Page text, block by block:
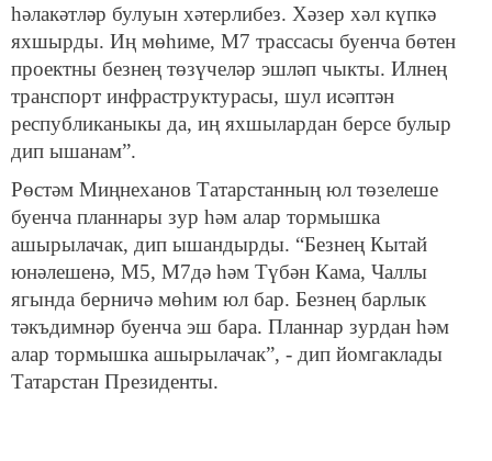
һәлакәтләр булуын хәтерлибез. Хәзер хәл күпкә
яхшырды. Иң мөһиме, М7 трассасы буенча бөтен
проектны безнең төзүчеләр эшләп чыкты. Илнең
транспорт инфраструктурасы, шул исәптән
республиканыкы да, иң яхшылардан берсе булыр
дип ышанам”.
Рөстәм Миңнеханов Татарстанның юл төзелеше
буенча планнары зур һәм алар тормышка
ашырылачак, дип ышандырды. “Безнең Кытай
юнәлешенә, М5, М7дә һәм Түбән Кама, Чаллы
ягында берничә мөһим юл бар. Безнең барлык
тәкъдимнәр буенча эш бара. Планнар зурдан һәм
алар тормышка ашырылачак”, - дип йомгаклады
Татарстан Президенты.